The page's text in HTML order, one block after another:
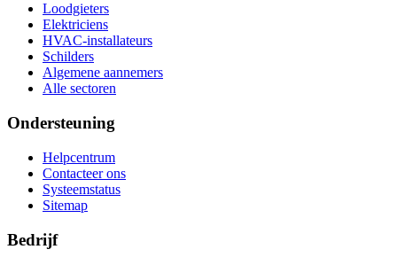
Loodgieters
Elektriciens
HVAC-installateurs
Schilders
Algemene aannemers
Alle sectoren
Ondersteuning
Helpcentrum
Contacteer ons
Systeemstatus
Sitemap
Bedrijf